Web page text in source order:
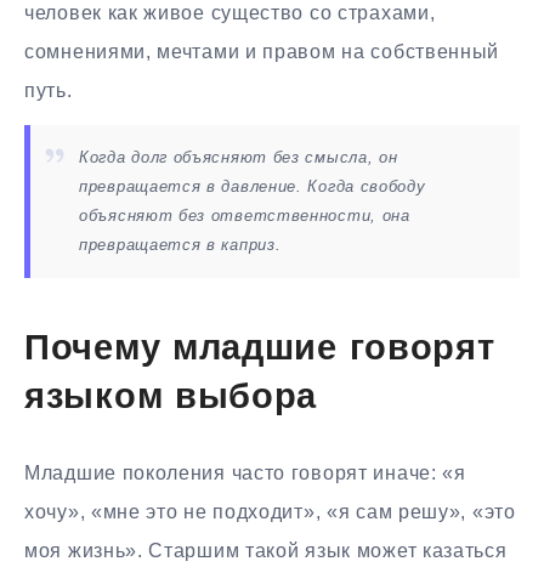
человек как живое существо со страхами,
сомнениями, мечтами и правом на собственный
путь.
Когда долг объясняют без смысла, он
превращается в давление. Когда свободу
объясняют без ответственности, она
превращается в каприз.
Почему младшие говорят
языком выбора
Младшие поколения часто говорят иначе: «я
хочу», «мне это не подходит», «я сам решу», «это
моя жизнь». Старшим такой язык может казаться